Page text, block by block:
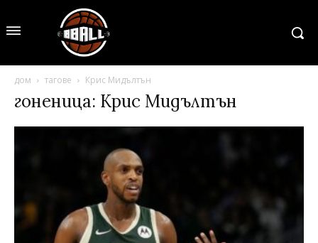
дом тагове Крис Мидълтън
гоненица: Крис Мидълтън